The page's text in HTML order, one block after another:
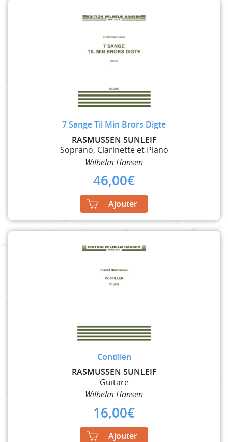
7 Sange Til Min Brors Digte
RASMUSSEN SUNLEIF
Soprano, Clarinette et Piano
Wilhelm Hansen
46,00€
Ajouter
Contillen
RASMUSSEN SUNLEIF
Guitare
Wilhelm Hansen
16,00€
Ajouter